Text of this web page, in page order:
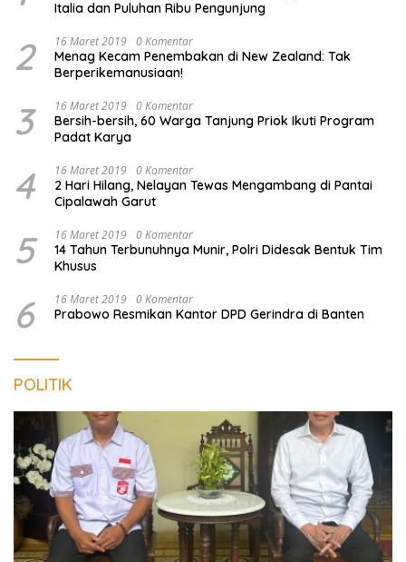
Italia dan Puluhan Ribu Pengunjung
2 16 Maret 2019 0 Komentar
Menag Kecam Penembakan di New Zealand: Tak
Berperikemanusiaan!
3 16 Maret 2019 0 Komentar
Bersih-bersih, 60 Warga Tanjung Priok Ikuti Program
Padat Karya
4 16 Maret 2019 0 Komentar
2 Hari Hilang, Nelayan Tewas Mengambang di Pantai
Cipalawah Garut
5 16 Maret 2019 0 Komentar
14 Tahun Terbunuhnya Munir, Polri Didesak Bentuk Tim
Khusus
6 16 Maret 2019 0 Komentar
Prabowo Resmikan Kantor DPD Gerindra di Banten
POLITIK